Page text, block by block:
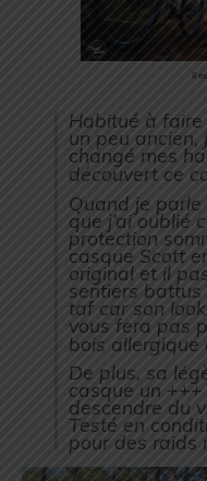
Il
Habitué à
un peu ancien,
changé mes
découvert ce
Quand je parle
que j’ai oublié
protection
casque Scott
original et il
sentiers battus
taf car son
vous fera pas
bois allergique
De plus, sa
casque un
descendre du
Testé en
pour des raids